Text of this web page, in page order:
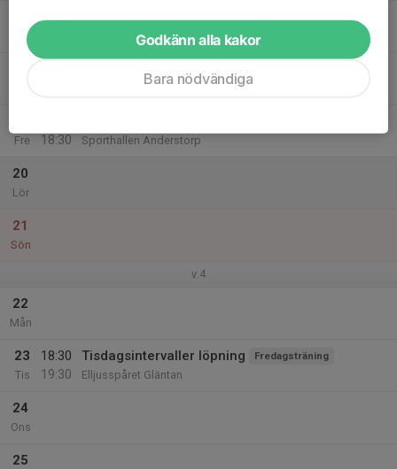
Ons
Fre
18:30
Sporthallen Anderstorp
20
Lör
21
Sön
v.4
22
Mån
23
Tis
18:30
19:30
Tisdagsintervaller löpning Fredagsträning
Elljusspåret Gläntan
24
Ons
25
Godkänn alla kakor
Bara nödvändiga